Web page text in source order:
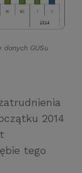
GUSu
2014
tego